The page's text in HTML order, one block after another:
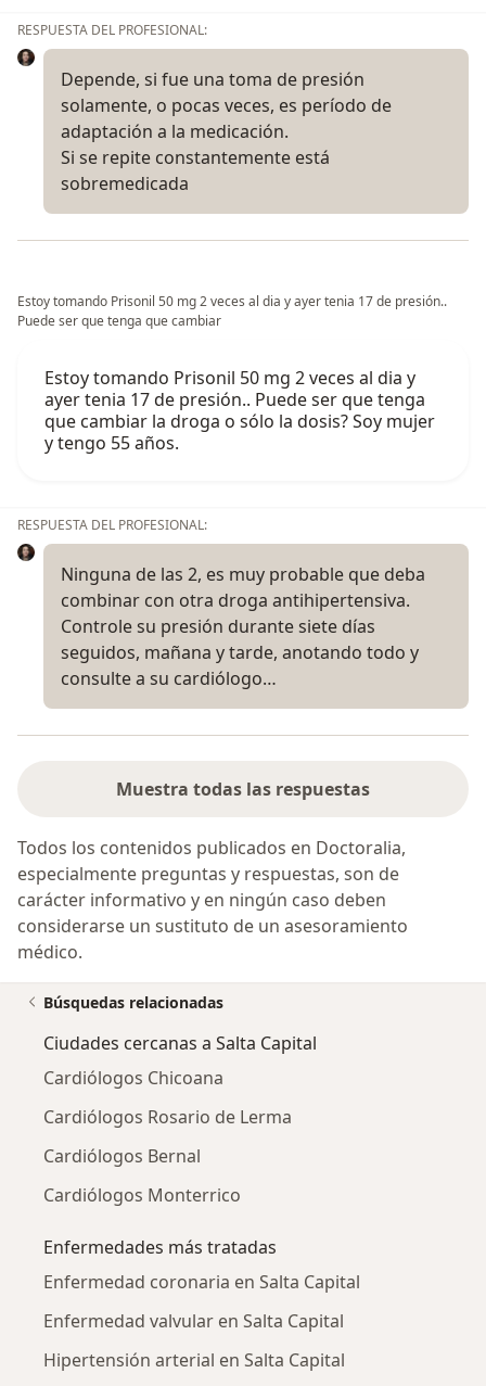
RESPUESTA DEL PROFESIONAL:
Depende, si fue una toma de presión
solamente, o pocas veces, es período de
adaptación a la medicación.
Si se repite constantemente está
sobremedicada
Estoy tomando Prisonil 50 mg 2 veces al dia y ayer tenia 17 de presión..
Puede ser que tenga que cambiar
Estoy tomando Prisonil 50 mg 2 veces al dia y
ayer tenia 17 de presión.. Puede ser que tenga
que cambiar la droga o sólo la dosis? Soy mujer
y tengo 55 años.
RESPUESTA DEL PROFESIONAL:
Ninguna de las 2, es muy probable que deba
combinar con otra droga antihipertensiva.
Controle su presión durante siete días
seguidos, mañana y tarde, anotando todo y
consulte a su cardiólogo…
Muestra todas las respuestas
Todos los contenidos publicados en Doctoralia,
especialmente preguntas y respuestas, son de
carácter informativo y en ningún caso deben
considerarse un sustituto de un asesoramiento
médico.
Búsquedas relacionadas
Ciudades cercanas a Salta Capital
Cardiólogos Chicoana
Cardiólogos Rosario de Lerma
Cardiólogos Bernal
Cardiólogos Monterrico
Enfermedades más tratadas
Enfermedad coronaria en Salta Capital
Enfermedad valvular en Salta Capital
Hipertensión arterial en Salta Capital